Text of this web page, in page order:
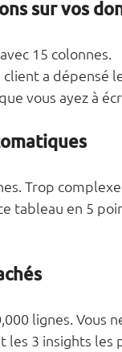
sur vos
15 colonnes.
a dépensé
vous ayez à
Trop
tableau en 5
lignes. Vous
les 3 insights